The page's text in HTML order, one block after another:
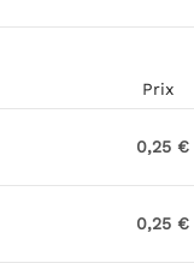
Prix
0,25 €
0,25 €